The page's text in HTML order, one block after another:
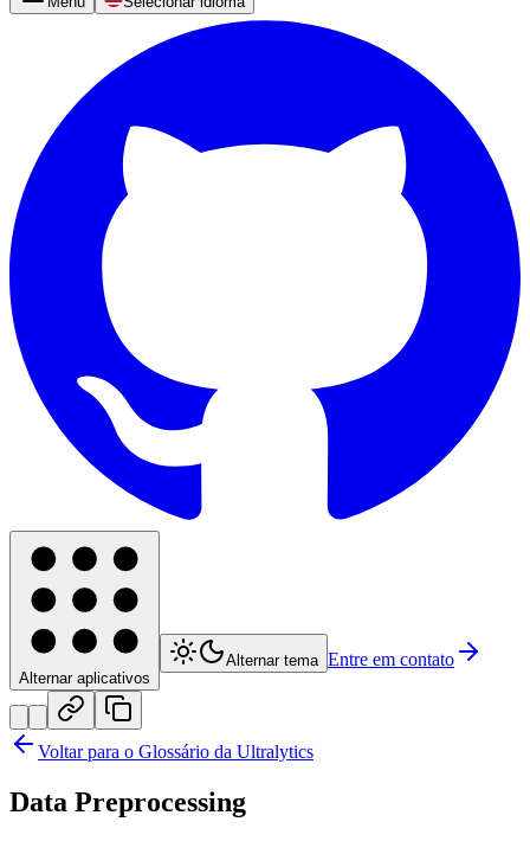
Alternar aplicativos
Alternar tema Entre em contato
Voltar para o Glossário da Ultralytics
Data Preprocessing